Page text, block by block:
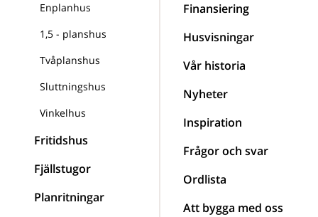
Enplanhus
1,5 - planshus
Tvåplanshus
Sluttningshus
Vinkelhus
Fritidshus
Fjällstugor
Planritningar
Finansiering
Husvisningar
Vår historia
Nyheter
Inspiration
Frågor och svar
Ordlista
Att bygga med oss